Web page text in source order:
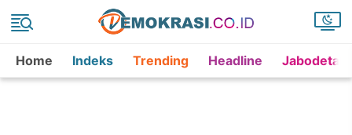
Home Indeks Trending Headline